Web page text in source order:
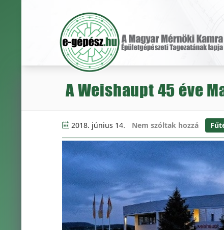
A Weishaupt 45 éve
2018. június 14. Nem szóltak hozzá